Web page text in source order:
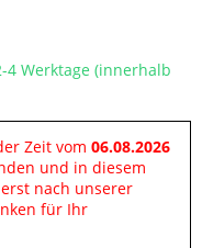
4 Werktage (innerhalb
Zeit vom 06.08.2026
und in diesem
nach unserer
für Ihr